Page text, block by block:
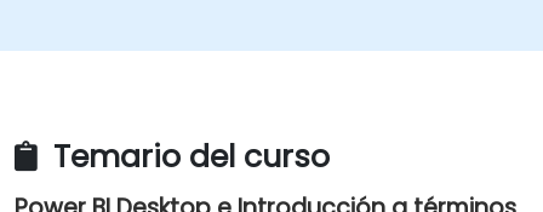
Temario del curso